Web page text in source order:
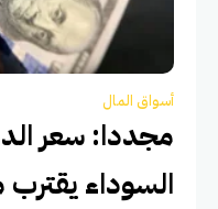
أسواق المال
مجددا: سعر
السوداء يقترب من 49